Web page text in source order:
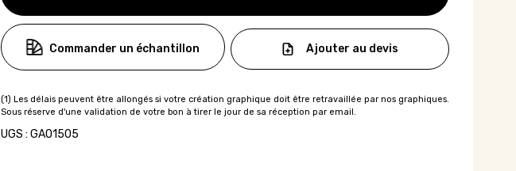
Commander un échantillon Ajouter au devis
UGS : GAO1505